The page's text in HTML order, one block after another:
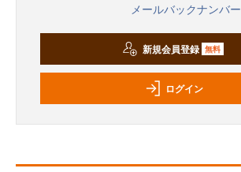
メールバックナンバー
新規会員登録 無料
ログイン